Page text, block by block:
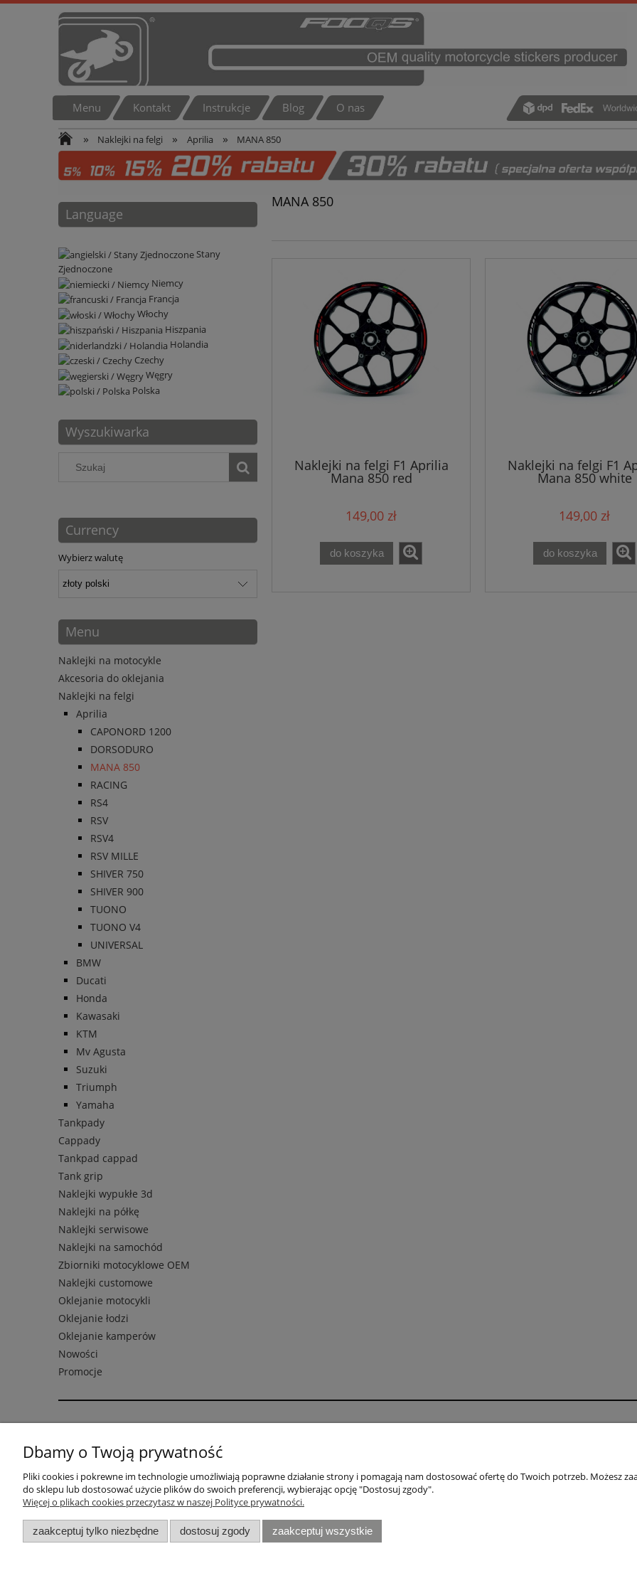
Menu Kontakt Instrukcje Blog O nas
» Naklejki na felgi » Aprilia » MANA 850
Language
Stany
Zjednoczone
Niemcy
Francja
Włochy
Hiszpania
Holandia
Czechy
Węgry
Polska
Wyszukiwarka
Currency
Wybierz walutę
Menu
Naklejki na motocykle
Akcesoria do oklejania
Naklejki na felgi
Aprilia
CAPONORD 1200
DORSODURO
MANA 850
RACING
RS4
RSV
RSV4
RSV MILLE
SHIVER 750
SHIVER 900
TUONO
TUONO V4
UNIVERSAL
BMW
Ducati
Honda
Kawasaki
KTM
Mv Agusta
Suzuki
Triumph
Yamaha
Tankpady
Cappady
Tankpad cappad
Tank grip
Naklejki wypukłe 3d
Naklejki na półkę
Naklejki serwisowe
Naklejki na samochód
Zbiorniki motocyklowe OEM
Naklejki customowe
Oklejanie motocykli
Oklejanie łodzi
Oklejanie kamperów
Nowości
Promocje
MANA 850
Naklejki na felgi F1 Aprilia
Mana 850 red
149,00 zł
do koszyka
Naklejki na felgi F1
Mana 850 white
149,00 zł
do koszyka
Formularz reklamacji
FAQ - najczęstsze pytania
RODO
Zwrot
Ustawienia konta
Przechowalnia
Numery kont bankowych
Dbamy o Twoją prywatność
Pliki cookies i pokrewne im technologie umożliwiają poprawne działanie strony i pomagają nam dostosować ofertę do Twoich potrzeb. Możesz
do sklepu lub dostosować użycie plików do swoich preferencji, wybierając opcję "Dostosuj zgody".
Więcej o plikach cookies przeczytasz w naszej Polityce prywatności.
zaakceptuj tylko niezbędne dostosuj zgody zaakceptuj wszystkie